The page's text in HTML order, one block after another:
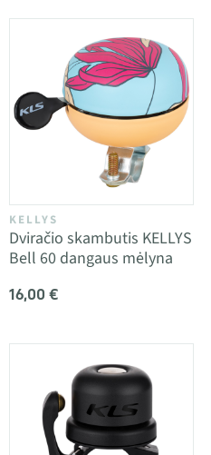
KELLYS
Dviračio skambutis KELLYS
Bell 60 dangaus mėlyna
16,00 €